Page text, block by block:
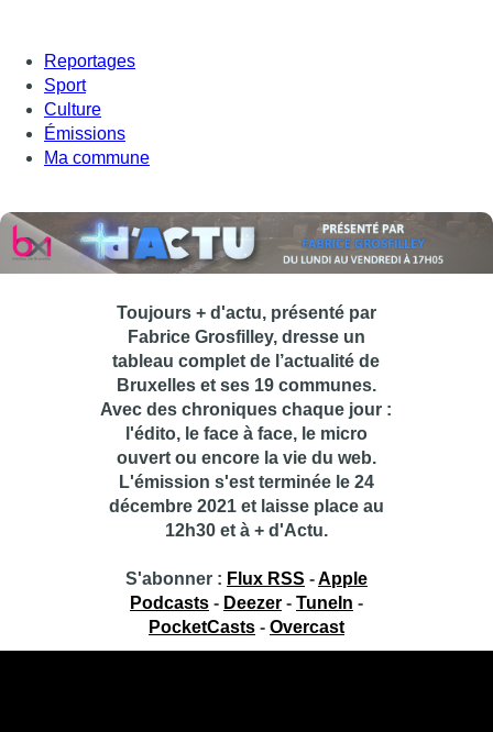
Reportages
Sport
Culture
Émissions
Ma commune
Toujours + d'actu, présenté par
Fabrice Grosfilley, dresse un
tableau complet de l’actualité de
Bruxelles et ses 19 communes.
Avec des chroniques chaque jour :
l'édito, le face à face, le micro
ouvert ou encore la vie du web.
L'émission s'est terminée le 24
décembre 2021 et laisse place au
12h30 et à + d'Actu.
S'abonner : Flux RSS -Apple
Podcasts- Deezer- TuneIn -
PocketCasts- Overcast